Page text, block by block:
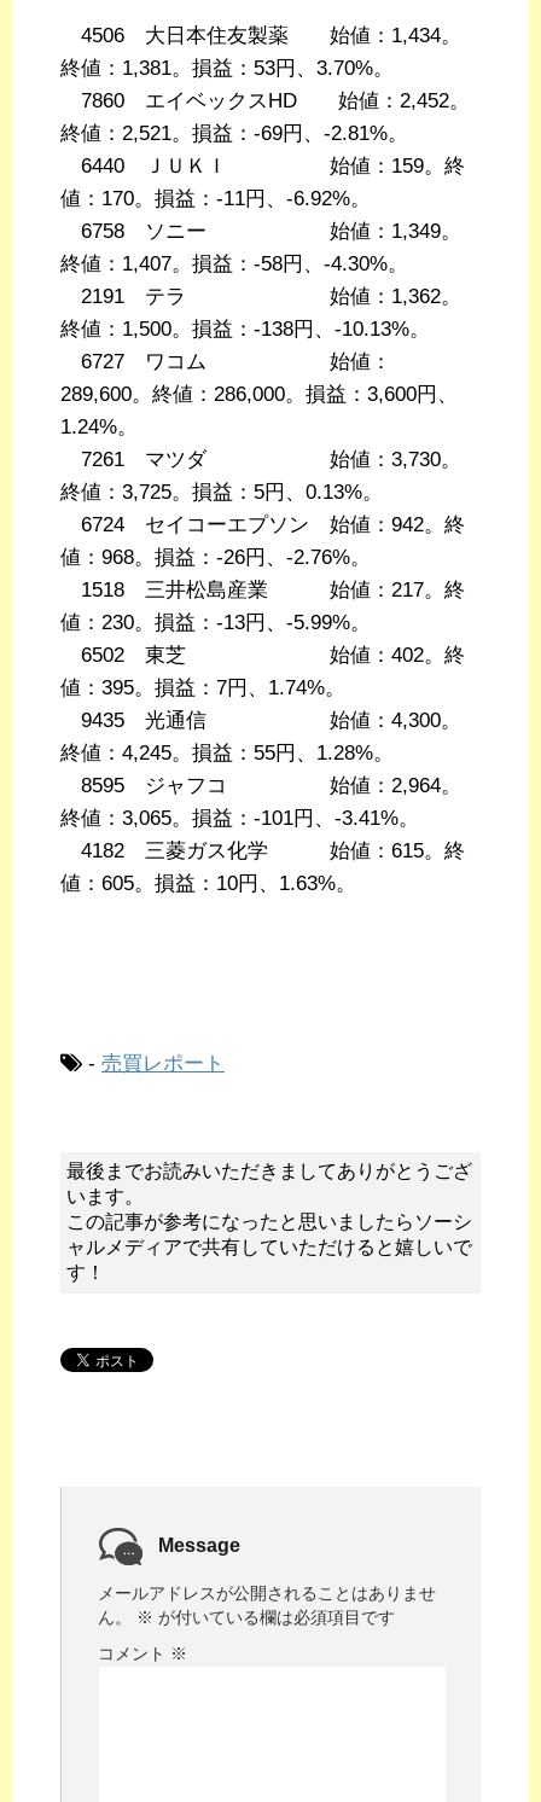
4506 大日本住友製薬 始値：1,434。
終値：1,381。損益：53円、3.70%。
7860 エイベックスHD 始値：2,452。
終値：2,521。損益：-69円、-2.81%。
6440 ＪＵＫＩ 始値：159。終
値：170。損益：-11円、-6.92%。
6758 ソニー 始値：1,349。
終値：1,407。損益：-58円、-4.30%。
2191 テラ 始値：1,362。
終値：1,500。損益：-138円、-10.13%。
6727 ワコム 始値：
289,600。終値：286,000。損益：3,600円、
1.24%。
7261 マツダ 始値：3,730。
終値：3,725。損益：5円、0.13%。
6724 セイコーエプソン 始値：942。終
値：968。損益：-26円、-2.76%。
1518 三井松島産業 始値：217。終
値：230。損益：-13円、-5.99%。
6502 東芝 始値：402。終
値：395。損益：7円、1.74%。
9435 光通信 始値：4,300。
終値：4,245。損益：55円、1.28%。
8595 ジャフコ 始値：2,964。
終値：3,065。損益：-101円、-3.41%。
4182 三菱ガス化学 始値：615。終
値：605。損益：10円、1.63%。
- 売買レポート
最後までお読みいただきましてありがとうござ
います。
この記事が参考になったと思いましたらソーシ
ャルメディアで共有していただけると嬉しいで
す！
Message
メールアドレスが公開されることはありませ
ん。
※ が付いている欄は必須項目です
コメント ※